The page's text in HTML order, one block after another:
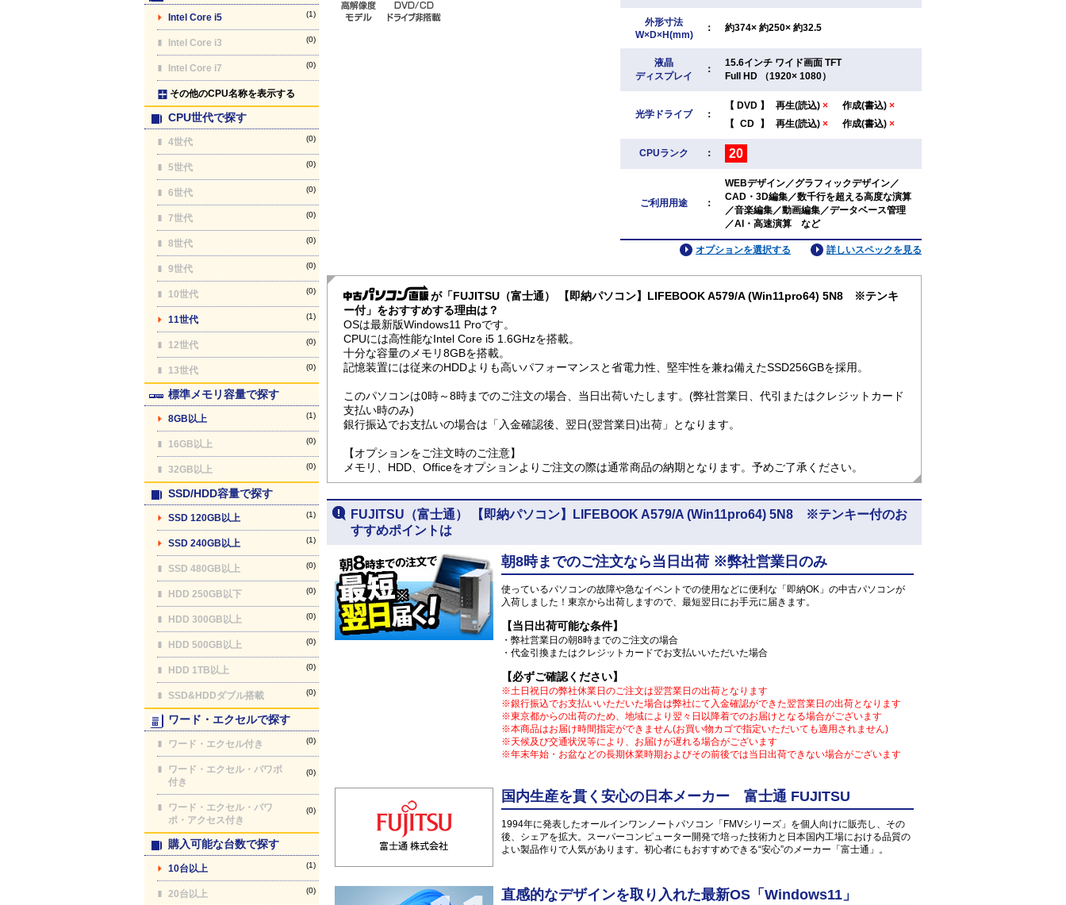
Intel Core i5 (1)
Intel Core i3 (0)
Intel Core i7 (0)
その他のCPU名称を表示する
CPU世代で探す
4世代 (0)
5世代 (0)
6世代 (0)
7世代 (0)
8世代 (0)
9世代 (0)
10世代 (0)
11世代 (1)
12世代 (0)
13世代 (0)
標準メモリ容量で探す
8GB以上 (1)
16GB以上 (0)
32GB以上 (0)
SSD/HDD容量で探す
SSD 120GB以上 (1)
SSD 240GB以上 (1)
SSD 480GB以上 (0)
HDD 250GB以下 (0)
HDD 300GB以上 (0)
HDD 500GB以上 (0)
HDD 1TB以上 (0)
SSD&HDDダブル搭載 (0)
ワード・エクセルで探す
ワード・エクセル付き (0)
ワード・エクセル・パワポ
付き
(0)
ワード・エクセル・パワ
ポ・アクセス付き
(0)
購入可能な台数で探す
10台以上 (1)
20台以上 (0)
外形寸法
W×D×H(mm)
： 約374× 約250× 約32.5
液晶
ディスプレイ
：
15.6インチ ワイド画面 TFT
Full HD （1920× 1080）
光学ドライブ ：
【 DVD 】 再生(読込) × 作成(書込) ×
【 CD 】 再生(読込) × 作成(書込) ×
CPUランク ： 20
ご利用用途 ：
WEBデザイン／グラフィックデザイン／
CAD・3D編集／数千行を超える高度な演算
／音楽編集／動画編集／データベース管理
／AI・高速演算 など
詳しいスペックを見る
オプションを選択する
が「FUJITSU（富士通） 【即納パソコン】LIFEBOOK A579/A (Win11pro64) 5N8 ※テンキ
ー付」をおすすめする理由は？
OSは最新版Windows11 Proです。
CPUには高性能なIntel Core i5 1.6GHzを搭載。
十分な容量のメモリ8GBを搭載。
記憶装置には従来のHDDよりも高いパフォーマンスと省電力性、堅牢性を兼ね備えたSSD256GBを採用。
このパソコンは0時～8時までのご注文の場合、当日出荷いたします。(弊社営業日、代引またはクレジットカード
支払い時のみ)
銀行振込でお支払いの場合は「入金確認後、翌日(翌営業日)出荷」となります。
【オプションをご注文時のご注意】
メモリ、HDD、Officeをオプションよりご注文の際は通常商品の納期となります。予めご了承ください。
FUJITSU（富士通） 【即納パソコン】LIFEBOOK A579/A (Win11pro64) 5N8 ※テンキー付のお
すすめポイントは
朝8時までのご注文なら当日出荷 ※弊社営業日のみ
使っているパソコンの故障や急なイベントでの使用などに便利な「即納OK」の中古パソコンが
入荷しました！東京から出荷しますので、最短翌日にお手元に届きます。
【当日出荷可能な条件】
・弊社営業日の朝8時までのご注文の場合
・代金引換またはクレジットカードでお支払いいただいた場合
【必ずご確認ください】
※土日祝日の弊社休業日のご注文は翌営業日の出荷となります
※銀行振込でお支払いいただいた場合は弊社にて入金確認ができた翌営業日の出荷となります
※東京都からの出荷のため、地域により翌々日以降着でのお届けとなる場合がございます
※本商品はお届け時間指定ができません(お買い物カゴで指定いただいても適用されません)
※天候及び交通状況等により、お届けが遅れる場合がございます
※年末年始・お盆などの長期休業時期およびその前後では当日出荷できない場合がございます
国内生産を貫く安心の日本メーカー 富士通 FUJITSU
1994年に発表したオールインワンノートパソコン「FMVシリーズ」を個人向けに販売し、その
後、シェアを拡大。スーパーコンピューター開発で培った技術力と日本国内工場における品質の
よい製品作りで人気があります。初心者にもおすすめできる“安心”のメーカー「富士通」。
直感的なデザインを取り入れた最新OS「Windows11」